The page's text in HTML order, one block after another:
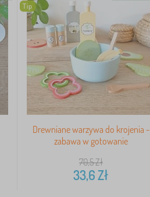
Tip
Drewniane warzywa do krojenia -
zabawa w gotowanie
70,5Zł
33,6Zł